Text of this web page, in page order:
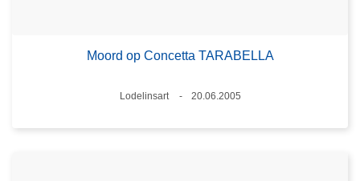
Moord op Concetta TARABELLA
Plaats
Lodelinsart
20.06.2005